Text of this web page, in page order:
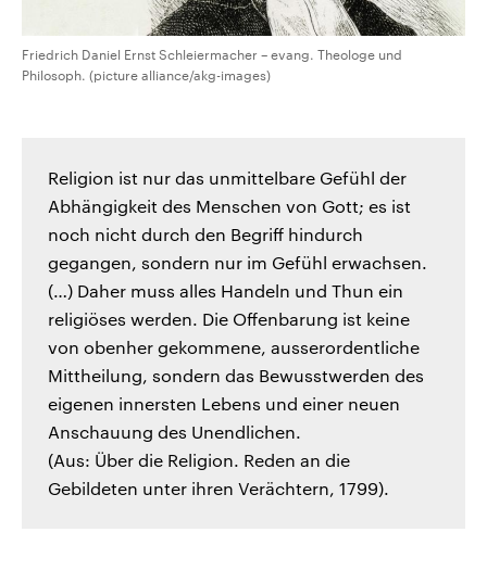
Friedrich Daniel Ernst Schleiermacher – evang. Theologe und
Philosoph. (picture alliance/akg-images)
Religion ist nur das unmittelbare Gefühl der
Abhängigkeit des Menschen von Gott; es ist
noch nicht durch den Begriff hindurch
gegangen, sondern nur im Gefühl erwachsen.
(…) Daher muss alles Handeln und Thun ein
religiöses werden. Die Offenbarung ist keine
von obenher gekommene, ausserordentliche
Mittheilung, sondern das Bewusstwerden des
eigenen innersten Lebens und einer neuen
Anschauung des Unendlichen.
(Aus: Über die Religion. Reden an die
Gebildeten unter ihren Verächtern, 1799).